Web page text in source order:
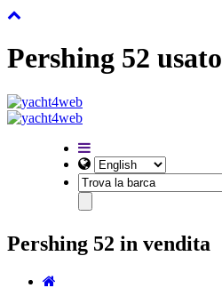
Pershing 52 usato
Pershing 52 in vendita